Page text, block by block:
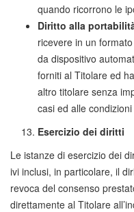
quando ricorrono le
Diritto alla
ricevere in un
da dispositivo
forniti al Titolare ed
altro titolare senza
casi ed alle
Esercizio dei diritti
Le istanze di esercizio dei
ivi inclusi, in particolare, il
revoca del consenso
direttamente al Titolare